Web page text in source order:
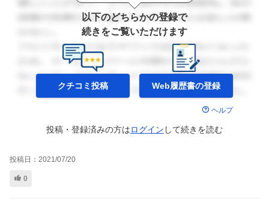
以下のどちらかの登録で
続きをご覧いただけます
クチコミ投稿 Web履歴書の登録
ヘルプ
投稿・登録済みの方はログイン して続きを読む
投稿日： 2021/07/20
0